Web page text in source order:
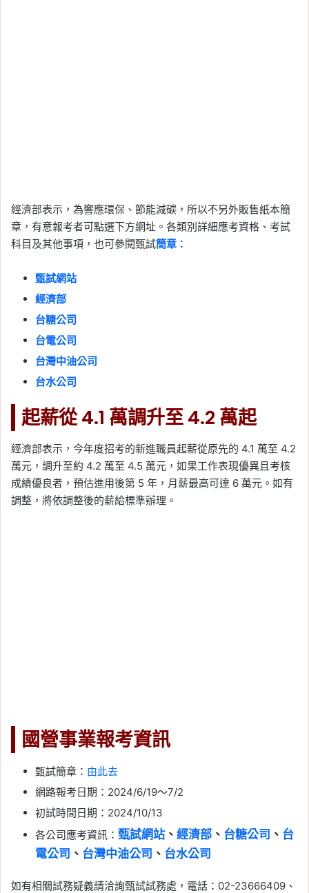
經濟部表示，為響應環保、節能減碳，所以不另外販售紙本簡
章，有意報考者可點選下方網址。各類別詳細應考資格、考試
科目及其他事項，也可參閱甄試簡章 ：
甄試網站
經濟部
台糖公司
台電公司
台灣中油公司
台水公司
起薪從 4.1 萬調升至 4.2 萬起
經濟部表示，今年度招考的新進職員起薪從原先的 4.1 萬至 4.2
萬元，調升至約 4.2 萬至 4.5 萬元，如果工作表現優異且考核
成績優良者，預估進用後第 5 年，月薪最高可達 6 萬元。如有
調整，將依調整後的薪給標準辦理。
國營事業報考資訊
甄試簡章： 由此去
網路報考日期：2024/6/19～7/2
初試時間日期：2024/10/13
各公司應考資訊： 甄試網站 、 經濟部 、 台糖公司 、 台
電公司 、 台灣中油公司 、 台水公司
如有相關試務疑義請洽詢甄試試務處，電話：02-23666409、